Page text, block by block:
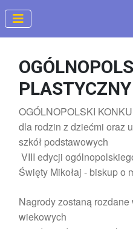
OGÓLNOPOLSKI
dla rodzin z dziećmi oraz
szkół podstawowych
VIII edycji
Święty Mikołaj - biskup o
Nagrody zostaną
wiekowych